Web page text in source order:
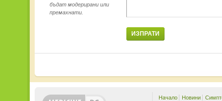
ИЗПРАТИ
бъдат модерирани или
премахнати.
Начало Новини